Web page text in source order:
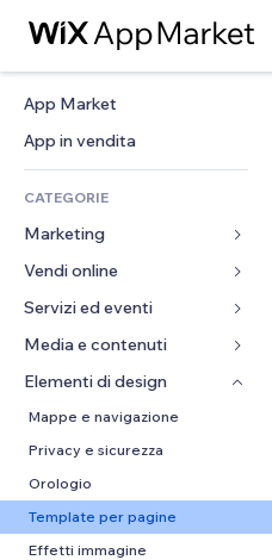
App Market
App in vendita
CATEGORIE
Marketing
Inserzioni
Mobile
Dati analitici
Email
Conversioni
Vendi online
App per Stores
Spedizione e consegna
Tasti Vendi
Buoni e programmi fedeltà
Soluzioni di stoccaggio
Servizi ed eventi
Hotel
Eventi
Ristoranti
Immobiliare
Prenotazioni
Media e contenuti
Galleria
Musica
Podcast
Fotografia
Video
PDF
Elementi di design
Mappe e navigazione
Privacy e sicurezza
Orologio
Template per pagine
Effetti immagine